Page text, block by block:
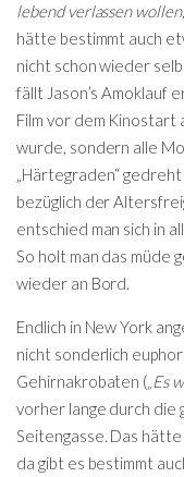
lebend verlassen
hätte bestimmt auch
nicht schon wieder
fällt Jason’s Amoklauf
Film vor dem Kinostart
wurde, sondern alle
„Härtegraden“
bezüglich der
entschied man sich in
So holt man das müde
wieder an Bord.
Endlich in New York
nicht sonderlich
Gehirnakrobaten ( „Es
vorher lange durch die
Seitengasse. Das
da gibt es bestimmt